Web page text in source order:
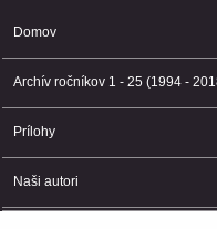
Domov
Archív ročníkov 1 - 25 (1994 -
Prílohy
Naši autori